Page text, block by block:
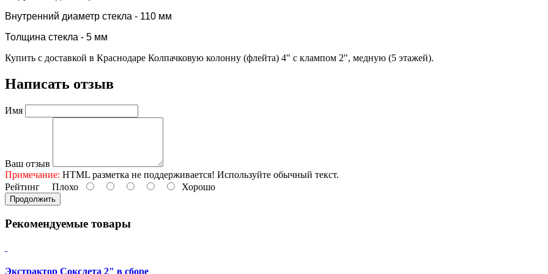
Внутренний диаметр стекла - 110 мм
Толщина стекла - 5 мм
Купить с доставкой в Краснодаре Колпачковую колонну (флейта) 4" с клампом 2", медную (5 этажей).
Написать отзыв
Имя
Ваш отзыв
Примечание: HTML разметка не поддерживается! Используйте обычный текст.
Рейтинг Плохо Хорошо
Продолжить
Рекомендуемые товары
Экстрактор Сокслета 2" в сборе